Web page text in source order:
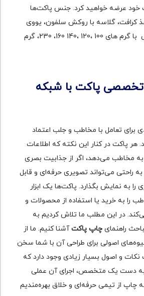
خود عرضه خواهید کرد. جنس پاکت‌ها
کرافت، گلاسه با روکش سلفون، یووی
موضعی و مقوای کارتی با گرم های 100 ،120 ،140 160، 230، گرم
پاکت با شبکه
برای تعامل با مخاطب و جلب اعتماد
پاکت در کنار این نکته که اطلاعات
به مخاطب می‌دهد، اگر از جذابیت بصری
به راحتی می‌تواند تصویری حرفه‌ای و قابل
را به نمایش بگذارد. پاکت‌ها یک ابزار
را به خرید یا استفاده از محصولات و
در این مطلب ما تلاش کردیم به
راهنمای چاپ پاکتآشنا کنیم. ما از
اصولی برای طراحی آن با شما سخن
و اصول بسیار زیادی وجود دارد که
به دست یک متخصص، اجرای آن عملی
چاپ از تیمی حرفه‌ای و خلاق بهره‌مندیم